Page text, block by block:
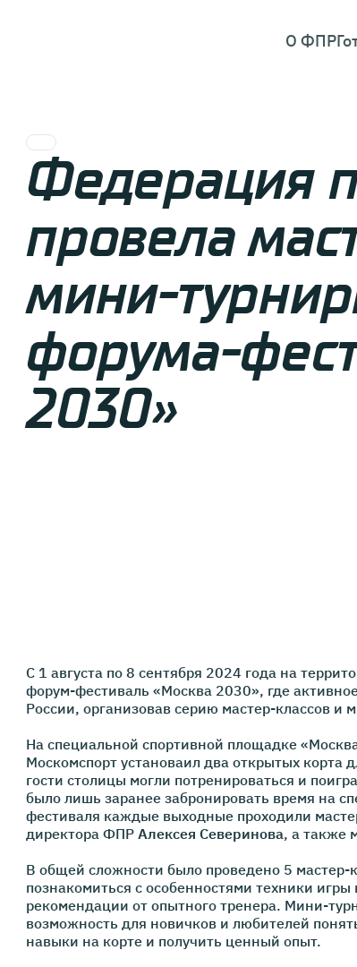
О ФПР
Федерация
провела
мини-
форума-
2030»
С 1 августа по 8 сентября 2024 года на
форум-фестиваль «Москва 2030», где
России, организовав серию мастер-классов и
На специальной спортивной площадке
Москомспорт установаил два открытых корта
гости столицы могли потренироваться и
было лишь заранее забронировать время на
фестиваля каждые выходные проходили
директора ФПРАлексея Северинова, а также
В общей сложности было проведено 5 мастер-
познакомиться с особенностями техники
рекомендации от опытного тренера. Мини-
возможность для новичков и любителей
навыки на корте и получить ценный опыт.